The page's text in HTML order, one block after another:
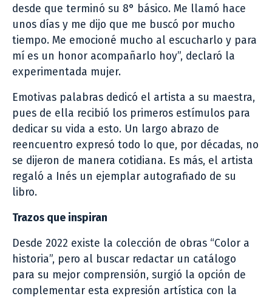
desde que terminó su 8° básico. Me llamó hace
unos días y me dijo que me buscó por mucho
tiempo. Me emocioné mucho al escucharlo y para
mí es un honor acompañarlo hoy”, declaró la
experimentada mujer.
Emotivas palabras dedicó el artista a su maestra,
pues de ella recibió los primeros estímulos para
dedicar su vida a esto. Un largo abrazo de
reencuentro expresó todo lo que, por décadas, no
se dijeron de manera cotidiana. Es más, el artista
regaló a Inés un ejemplar autografiado de su
libro.
Trazos que inspiran
Desde 2022 existe la colección de obras “Color a
historia”, pero al buscar redactar un catálogo
para su mejor comprensión, surgió la opción de
complementar esta expresión artística con la